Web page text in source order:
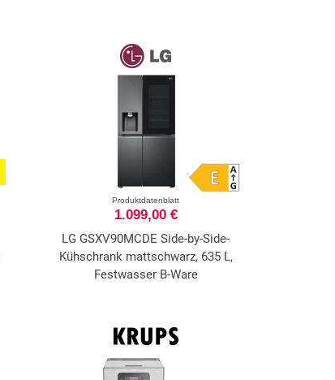
Produktdatenblatt
1.099,00 €
LG GSXV90MCDE Side-by-Side-
Kühschrank mattschwarz, 635 L,
Festwasser B-Ware